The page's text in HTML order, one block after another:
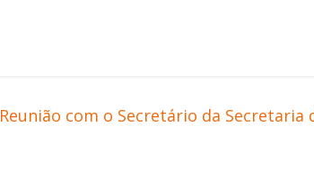
com o Secretário da Secretaria